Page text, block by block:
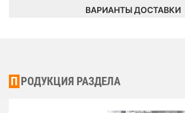
ВАРИАНТЫ ДОСТАВКИ
ПРОДУКЦИЯ РАЗДЕЛА